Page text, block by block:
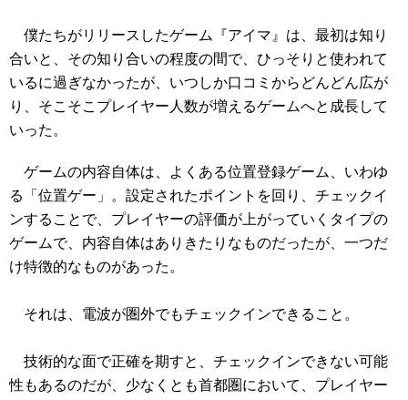
僕たちがリリースしたゲーム『アイマ』は、最初は知り
合いと、その知り合いの程度の間で、ひっそりと使われて
いるに過ぎなかったが、いつしか口コミからどんどん広が
り、そこそこプレイヤー人数が増えるゲームへと成長して
いった。
ゲームの内容自体は、よくある位置登録ゲーム、いわゆ
る「位置ゲー」。設定されたポイントを回り、チェックイ
ンすることで、プレイヤーの評価が上がっていくタイプの
ゲームで、内容自体はありきたりなものだったが、一つだ
け特徴的なものがあった。
それは、電波が圏外でもチェックインできること。
技術的な面で正確を期すと、チェックインできない可能
性もあるのだが、少なくとも首都圏において、プレイヤー